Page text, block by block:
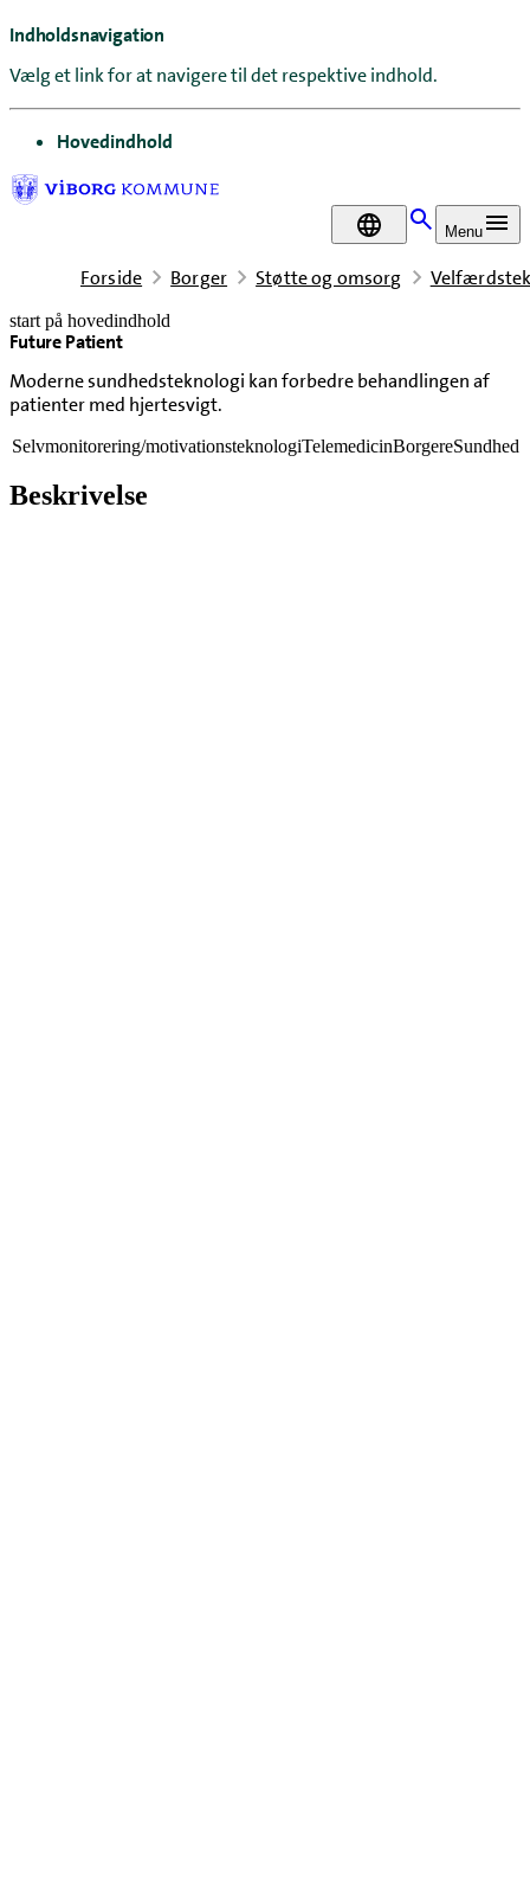
Indholdsnavigation
Vælg et link for at navigere til det respektive indhold.
gå til
Hovedindhold
DA Menu
Forside Borger Støtte og omsorg
start på hovedindhold
Future Patient
Moderne sundhedsteknologi kan forbedre behandlingen af
patienter med hjertesvigt.
senest opdateret 18. februar 2026
Selvmonitorering/motivationsteknologiTelemedicinBorgereSundhed
Beskrivelse